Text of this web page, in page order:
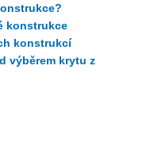
konstrukce
konstrukcí
výběrem krytu z